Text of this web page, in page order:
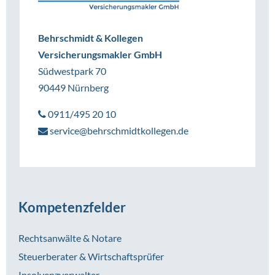
Behrschmidt & Kollegen
Versicherungsmakler GmbH
Südwestpark 70
90449 Nürnberg
0911/495 20 10
service@behrschmidtkollegen.de
Kompetenzfelder
Rechtsanwälte & Notare
Steuerberater & Wirtschaftsprüfer